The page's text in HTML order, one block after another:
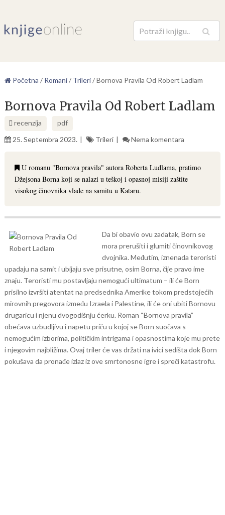
Pretraga
Početna / Romani/ Trileri/Bornova Pravila Od Robert Ladlam
Bornova Pravila Od Robert Ladlam
recenzija
pdf
25. Septembra 2023.
Trileri Nema komentara
U romanu "Bornova pravila" autora Roberta Ludlama, pratimo
Džejsona Borna koji se nalazi u teškoj i opasnoj misiji zaštite
visokog činovnika vlade na samitu u Kataru.
Da bi obavio ovu zadatak, Born se
mora prerušiti i glumiti činovnikovog
dvojnika. Međutim, iznenada teroristi
upadaju na samit i ubijaju sve prisutne, osim Borna, čije pravo ime
znaju. Teroristi mu postavljaju nemogući ultimatum – ili će Born
prisilno izvršiti atentat na predsednika Amerike tokom predstojećih
mirovnih pregovora između Izraela i Palestine, ili će oni ubiti Bornovu
drugaricu i njenu dvogodišnju ćerku. Roman “Bornova pravila”
obećava uzbudljivu i napetu priču u kojoj se Born suočava s
nemogućim izborima, političkim intrigama i opasnostima koje mu prete
i njegovim najbližima. Ovaj triler će vas držati na ivici sedišta dok Born
pokušava da pronađe izlaz iz ove smrtonosne igre i spreči katastrofu.